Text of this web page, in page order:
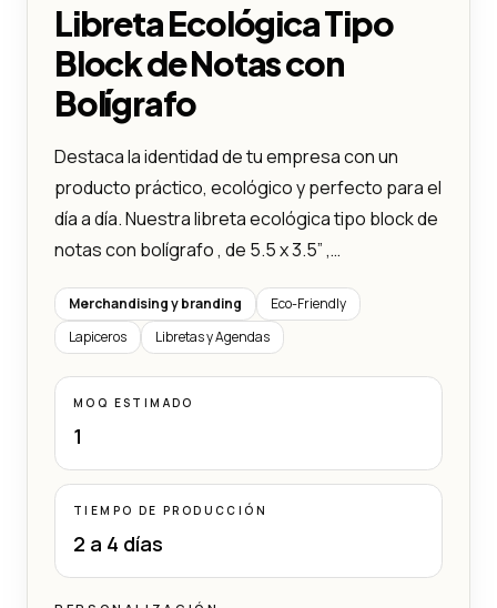
Libreta Ecológica Tipo
Block de Notas con
Bolígrafo
Destaca la identidad de tu empresa con un
producto práctico, ecológico y perfecto para el
día a día. Nuestra libreta ecológica tipo block de
notas con bolígrafo , de 5.5 x 3.5” ,…
Merchandising y branding
Eco-Friendly
Lapiceros
Libretas y Agendas
MOQ ESTIMADO
1
TIEMPO DE PRODUCCIÓN
2 a 4 días